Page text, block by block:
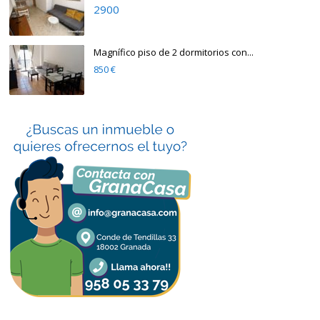
2900
Magnífico piso de 2 dormitorios con...
850 €